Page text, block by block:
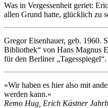
Was in Vergessenheit geriet:
allen Grund hatte, glücklich zu
Gregor Eisenhauer, geb. 1960.
Bibliothek“ von Hans Magnus
für den Berliner „Tagesspiegel“.
»Wir haben es hier also mit
werden kann.«
Remo Hug, Erich Kästner